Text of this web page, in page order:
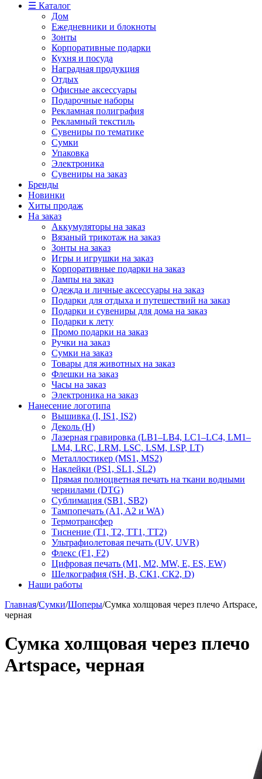
☰ Каталог
Дом
Ежедневники и блокноты
Зонты
Корпоративные подарки
Кухня и посуда
Наградная продукция
Отдых
Офисные аксессуары
Подарочные наборы
Рекламная полиграфия
Рекламный текстиль
Сувениры по тематике
Сумки
Упаковка
Электроника
Сувениры на заказ
Бренды
Новинки
Хиты продаж
На заказ
Аккумуляторы на заказ
Вязаный трикотаж на заказ
Зонты на заказ
Игры и игрушки на заказ
Корпоративные подарки на заказ
Лампы на заказ
Одежда и личные аксессуары на заказ
Подарки для отдыха и путешествий на заказ
Подарки и сувениры для дома на заказ
Подарки к лету
Промо подарки на заказ
Ручки на заказ
Сумки на заказ
Товары для животных на заказ
Флешки на заказ
Часы на заказ
Электроника на заказ
Нанесение логотипа
Вышивка (I, IS1, IS2)
Деколь (H)
Лазерная гравировка (LB1–LB4, LC1–LC4, LM1–
LM4, LRC, LRM, LSC, LSM, LSP, LT)
Металлостикер (MS1, MS2)
Наклейки (PS1, SL1, SL2)
Прямая полноцветная печать на ткани водными
чернилами (DTG)
Сублимация (SB1, SB2)
Тампопечать (A1, A2 и WA)
Термотрансфер
Тиснение (Т1, Т2, ТT1, ТT2)
Ультрафиолетовая печать (UV, UVR)
Флекс (F1, F2)
Цифровая печать (M1, M2, MW, E, ES, EW)
Шелкография (SH, В, СК1, СК2, D)
Наши работы
Главная/Сумки/Шоперы/Сумка холщовая через плечо Artspace,
черная
Сумка холщовая через плечо
Artspace, черная